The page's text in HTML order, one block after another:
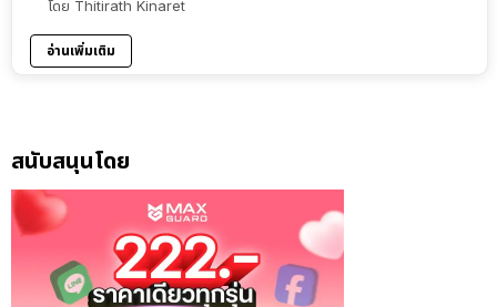
โดย Thitirath Kinaret
อ่านเพิ่มเติม
สนับสนุนโดย